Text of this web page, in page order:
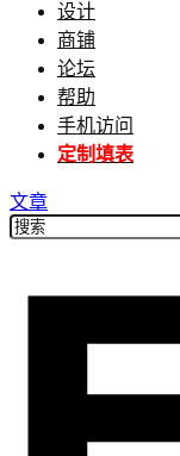
设计
商铺
论坛
帮助
手机访问
定制填表
文章